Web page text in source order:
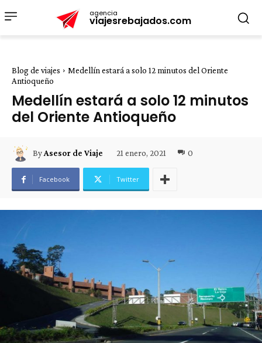
agencia
viajesrebajados.com
Blog de viajes
Medellín estará a solo 12 minutos del Oriente
Antioqueño
Medellín estará a solo 12 minutos
del Oriente Antioqueño
ByAsesor de Viaje 21 enero, 2021 0
Facebook Twitter